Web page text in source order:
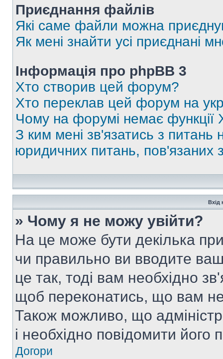
Приєднання файлів
Які саме файли можна
Як мені знайти усі приєднані
Інформація про phpBB 3
Хто створив цей форум?
Хто переклав цей форум на
Чому на форумі немає функції
З ким мені зв'язатись з питань
юридичних питань,
Вхід
» Чому я не можу увійти?
На це може бути декілька
чи правильно ви вводите
це так, тоді вам необхідно
щоб переконатись, що вам
Також можливо, що
і необхідно повідомити
Догори